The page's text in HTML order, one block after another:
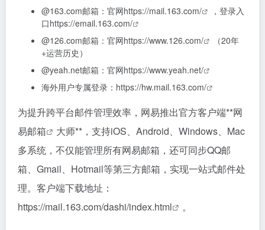
@163.com邮箱：官网https://mail.163.com/
，登录入
口https://email.163.com/
@126.com邮箱：官网https://www.126.com/
（20年
+运营历史）
@yeah.net邮箱：官网https://www.yeah.net/
海外用户专属登录： https://hw.mail.163.com/
为提升跨平台邮件管理效率，网易推出官方客户端**网
易邮箱
大师**，支持iOS、Android、Windows、Mac
多系统，不仅能管理所有网易邮箱，还可同步QQ邮
箱、Gmail、Hotmail等第三方邮箱，实现一站式邮件处
理。客户端下载地址：
https://mail.163.com/dashi/index.html
。